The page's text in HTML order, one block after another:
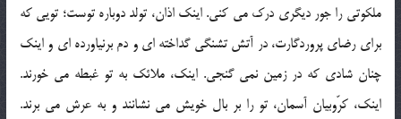
ملکوتی را جور دیگری درک می کنی. اینک اذان، تولد دوباره توست؛ تویی که
برای رضای پروردگارت، در آتش تشنگی گداخته ای و دم برنیاورده ای و اینک
چنان شادی که در زمین نمی گنجی. اینک، ملائک به تو غبطه می خورند.
اینک، کرّوبیان آسمان، تو را بر بال خویش می نشانند و به عرش می برند.